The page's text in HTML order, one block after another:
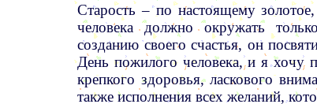
Старость – по настоящему
человека должно окружать
созданию своего счастья, он
День пожилого человека, и я хочу
крепкого здоровья, ласкового
также исполнения всех желаний,